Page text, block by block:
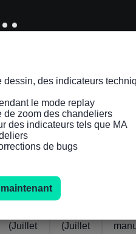
54.6 53.8 53.9
Indice
ISM
de
l'empl
(Juillet
Indice
ISM
stocks
(Juillet
ISM
des indicateurs
le mode replay
de zoom des chandeliers
des indicateurs tels que MA
de bugs